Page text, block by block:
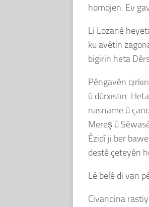
homojen. Ev
Li Lozanê
ku avêtin
bigirin heta
Pêngavên
û dûrxistin.
nasname û
Mereş û
Êzidî ji ber
destê çeteyên
Lê belê di van
Civandina